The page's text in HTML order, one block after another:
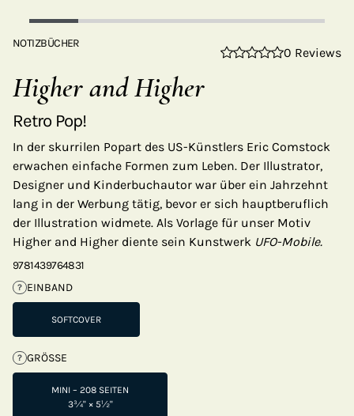
NOTIZBÜCHER
0 Reviews
Higher and Higher
Retro Pop!
In der skurrilen Popart des US-Künstlers Eric Comstock
erwachen einfache Formen zum Leben. Der Illustrator,
Designer und Kinderbuchautor war über ein Jahrzehnt
lang in der Werbung tätig, bevor er sich hauptberuflich
der Illustration widmete. Als Vorlage für unser Motiv
Higher and Higher diente sein Kunstwerk UFO-Mobile.
9781439764831
? EINBAND
SOFTCOVER
? GRÖSSE
MINI – 208 SEITEN
3¾" × 5½"